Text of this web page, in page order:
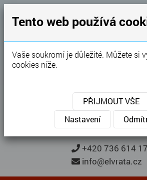
GARÁŽOVÁ
Karel
Garážová vrata, brány,
Kontaktujte nás
KONTAKTUJTE
+420 736 614
info@elvrata.cz
Tento web používá
Vaše soukromí je důležité. Můžete si
cookies níže.
PŘIJMOUT VŠE
Nastavení